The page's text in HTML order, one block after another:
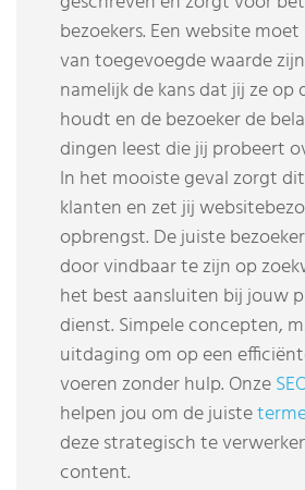
bezoekers. Een website
van toegevoegde waarde
namelijk de kans dat jij ze op
houdt en de bezoeker de
dingen leest die jij probeert
In het mooiste geval zorgt
klanten en zet jij
opbrengst. De juiste
door vindbaar te zijn op
het best aansluiten bij jouw
dienst. Simpele concepten,
uitdaging om op een
voeren zonder hulp. Onze
helpen jou om de juiste
deze strategisch te
content.